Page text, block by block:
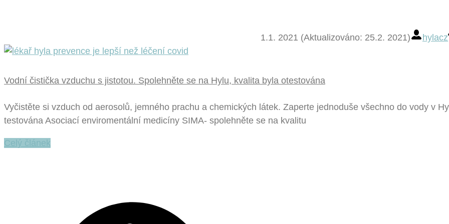
1.1. 2021 (Aktualizováno: 25.2. 2021) hylacz
Vodní čistička vzduchu s jistotou. Spolehněte se na Hylu, kvalita byla otestována
Vyčistěte si vzduch od aerosolů, jemného prachu a chemických látek. Zaperte jednoduše všechno do vody v
testována Asociací enviromentální medicíny SIMA- spolehněte se na kvalitu
Celý článek